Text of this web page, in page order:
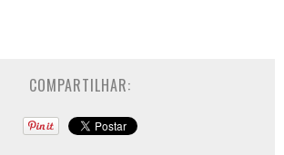
COMPARTILHAR: